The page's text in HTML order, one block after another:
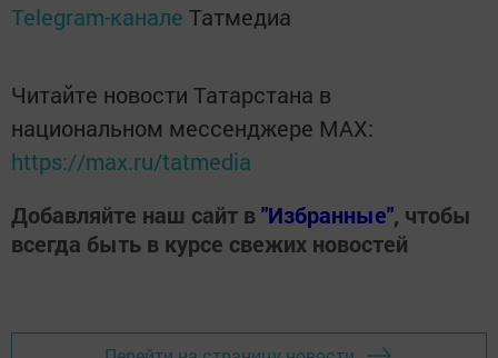
Telegram-канале Татмедиа
Читайте новости Татарстана в
национальном мессенджере MАХ:
https://max.ru/tatmedia
Добавляйте наш сайт в"Избранные", чтобы
всегда быть в курсе свежих новостей